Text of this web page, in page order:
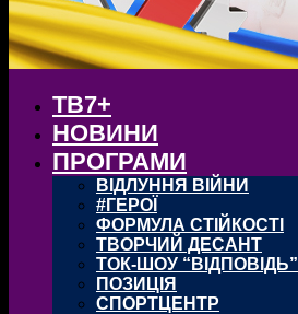
ТВ7+
НОВИНИ
ПРОГРАМИ
ВІДЛУННЯ ВІЙНИ
#ГЕРОЇ
ФОРМУЛА СТІЙКОСТІ
ТВОРЧИЙ ДЕСАНТ
ТОК-ШОУ “ВІДПОВІДЬ”
ПОЗИЦІЯ
СПОРТЦЕНТР